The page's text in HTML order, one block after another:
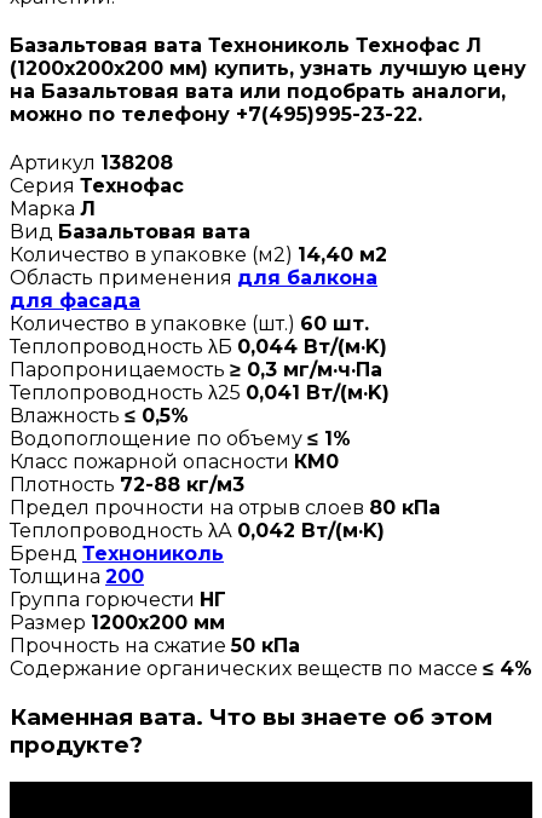
Базальтовая вата Технониколь Технофас Л
(1200х200х200 мм) купить, узнать лучшую цену
на Базальтовая вата или подобрать аналоги,
можно по телефону +7(495)995-23-22.
Артикул 138208
Серия Технофас
Марка Л
Вид Базальтовая вата
Количество в упаковке (м2) 14,40 м2
Область применения для балкона
для фасада
Количество в упаковке (шт.) 60 шт.
Теплопроводность λБ 0,044 Вт/(м·K)
Паропроницаемость ≥ 0,3 мг/м·ч·Па
Теплопроводность λ25 0,041 Вт/(м·K)
Влажность ≤ 0,5%
Водопоглощение по объему ≤ 1%
Класс пожарной опасности КМ0
Плотность 72-88 кг/м3
Предел прочности на отрыв слоев 80 кПа
Теплопроводность λА 0,042 Вт/(м·K)
Бренд Технониколь
Толщина 200
Группа горючести НГ
Размер 1200х200 мм
Прочность на сжатие50 кПа
Содержание органических веществ по массе ≤ 4%
Каменная вата. Что вы знаете об этом
продукте?